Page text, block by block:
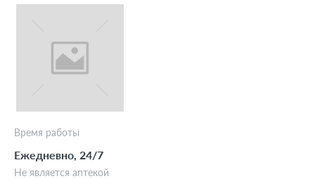
Время работы
Ежедневно, 24/7
Не является аптекой